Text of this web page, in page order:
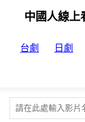
中國人線上
台劇 日劇